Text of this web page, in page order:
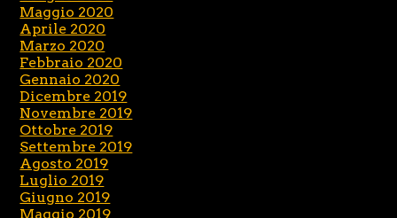
Maggio 2020
Aprile 2020
Marzo 2020
Febbraio 2020
Gennaio 2020
Dicembre 2019
Novembre 2019
Ottobre 2019
Settembre 2019
Agosto 2019
Luglio 2019
Giugno 2019
Maggio 2019